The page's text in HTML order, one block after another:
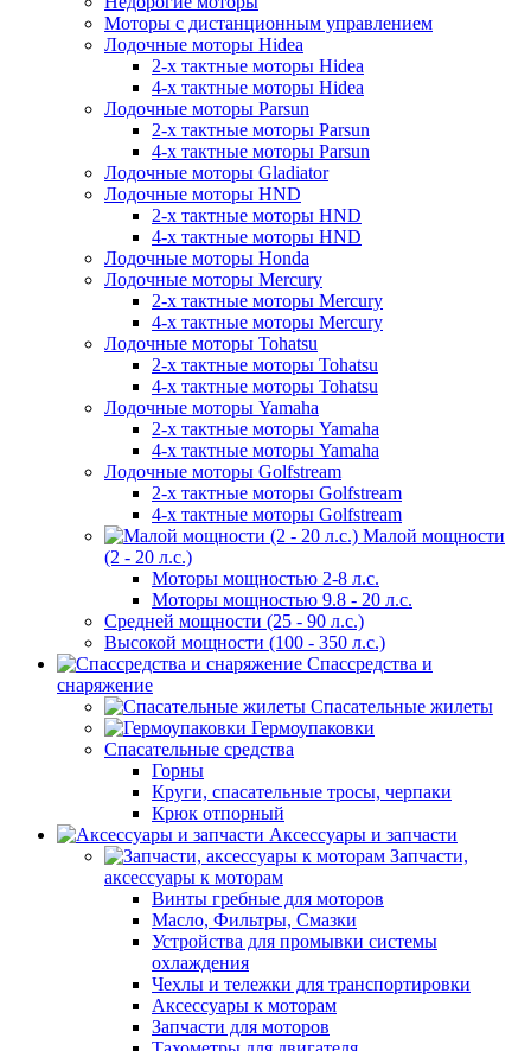
Моторы с дистанционным управлением
Лодочные моторы Hidea
2-х тактные моторы Hidea
4-х тактные моторы Hidea
Лодочные моторы Parsun
2-х тактные моторы Parsun
4-х тактные моторы Parsun
Лодочные моторы Gladiator
Лодочные моторы HND
2-х тактные моторы HND
4-х тактные моторы HND
Лодочные моторы Honda
Лодочные моторы Mercury
2-х тактные моторы Mercury
4-х тактные моторы Mercury
Лодочные моторы Tohatsu
2-х тактные моторы Tohatsu
4-х тактные моторы Tohatsu
Лодочные моторы Yamaha
2-х тактные моторы Yamaha
4-х тактные моторы Yamaha
Лодочные моторы Golfstream
2-х тактные моторы Golfstream
4-х тактные моторы Golfstream
Малой мощности
(2 - 20 л.с.)
Моторы мощностью 2-8 л.с.
Моторы мощностью 9.8 - 20 л.с.
Средней мощности (25 - 90 л.с.)
Высокой мощности (100 - 350 л.с.)
Спассредства и
снаряжение
Спасательные жилеты
Гермоупаковки
Спасательные средства
Горны
Круги, спасательные тросы, черпаки
Крюк отпорный
Аксессуары и запчасти
Запчасти,
аксессуары к моторам
Винты гребные для моторов
Масло, Фильтры, Смазки
Устройства для промывки системы
охлаждения
Чехлы и тележки для транспортировки
Аксессуары к моторам
Запчасти для моторов